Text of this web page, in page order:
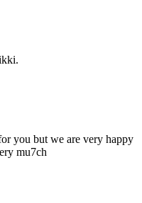
you but we are very happy
mu7ch